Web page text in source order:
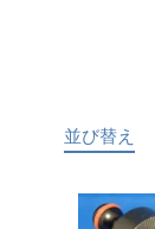
並び替え